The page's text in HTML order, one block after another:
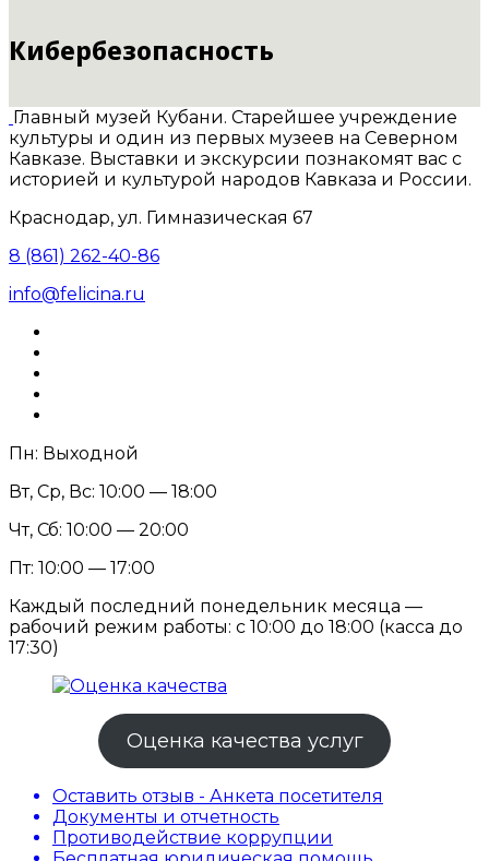
Кибербезопасность
Главный музей Кубани. Старейшее учреждение
культуры и один из первых музеев на Северном
Кавказе. Выставки и экскурсии познакомят вас с
историей и культурой народов Кавказа и России.
Краснодар, ул. Гимназическая 67
8 (861) 262-40-86
info@felicina.ru
Пн: Выходной
Вт, Ср, Вс: 10:00 — 18:00
Чт, Сб: 10:00 — 20:00
Пт: 10:00 — 17:00
Каждый последний понедельник месяца —
рабочий режим работы: с 10:00 до 18:00 (касса до
17:30)
Оценка качества услуг
Оставить отзыв - Анкета посетителя
Документы и отчетность
Противодействие коррупции